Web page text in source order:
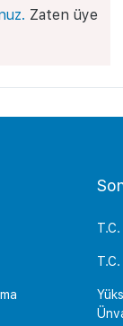
Zaten üye
T.C.